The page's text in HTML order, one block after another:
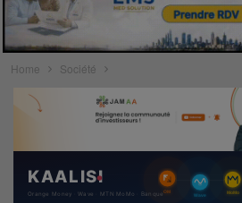
Home Société